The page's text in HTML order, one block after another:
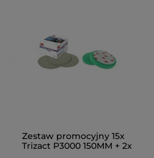
Zestaw promocyjny 15x
Trizact P3000 150MM + 2x